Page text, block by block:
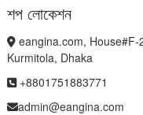
শপ লোকেশন
eangina.com, House#F-
Kurmitola, Dhaka
+8801751883771
admin@eangina.com